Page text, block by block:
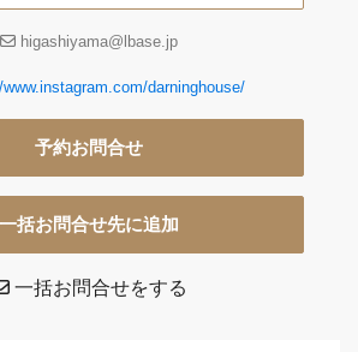
higashiyama@lbase.jp
darninghouse/
予約お問合せ
一括お問合せ先に追加
一括お問合せをする